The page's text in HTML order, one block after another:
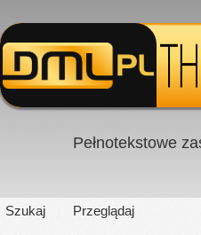
Pełnotekstowe
Szukaj Przeglądaj